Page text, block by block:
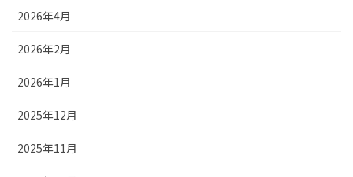
2026年4月
2026年2月
2026年1月
2025年12月
2025年11月